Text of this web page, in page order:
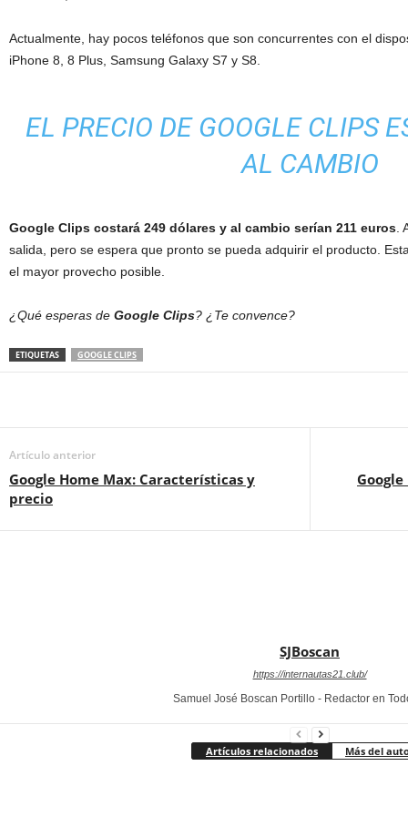
Actualmente, hay pocos teléfonos que son concurrentes con el
iPhone 8, 8 Plus, Samsung Galaxy S7 y S8.
EL PRECIO DE GOOGLE CLIPS
AL CAMBIO
Google Clips costará 249 dólares y al cambio serían 211 euros
salida, pero se espera que pronto se pueda adquirir el producto.
el mayor provecho posible.
¿Qué esperas de Google Clips? ¿Te convence?
ETIQUETAS GOOGLE CLIPS
Artículo anterior
Google Home Max: Características y
precio
SJBoscan
https://internautas21.club/
Samuel José Boscan Portillo - Redactor en
Artículos relacionados Más del